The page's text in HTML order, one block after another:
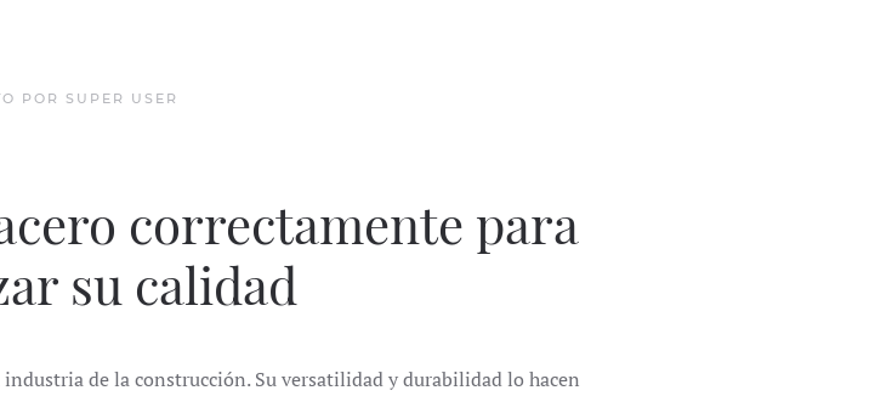
POR SUPER USER
correctamente para
su calidad
de la construcción. Su versatilidad y durabilidad lo hacen